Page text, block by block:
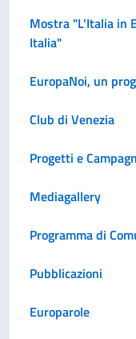
Mostra "L'Italia in
Italia"
EuropaNoi, un
Club di Venezia
Progetti e
Mediagallery
Programma di
Pubblicazioni
Europarole